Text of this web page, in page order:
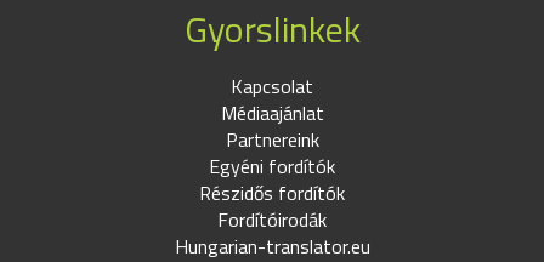
Gyorslinkek
Kapcsolat
Médiaajánlat
Partnereink
Egyéni fordítók
Részidős fordítók
Fordítóirodák
Hungarian-translator.eu